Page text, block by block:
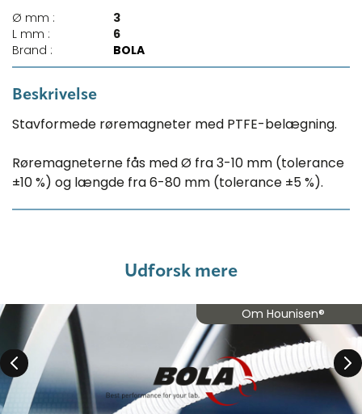
Ø mm :
3
L mm :
6
Brand :
BOLA
Beskrivelse
Stavformede røremagneter med PTFE-belægning.
Røremagneterne fås med Ø fra 3-10 mm (tolerance
±10 %) og længde fra 6-80 mm (tolerance ±5 %).
Udforsk mere
Om Hounisen®